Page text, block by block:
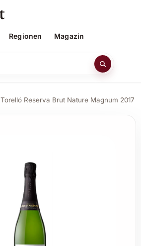
Regionen Magazin
Torelló Reserva Brut Nature Magnum 2017